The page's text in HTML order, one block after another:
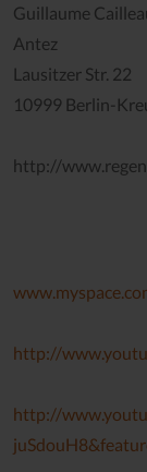
Guillaume
Antez
Lausitzer Str. 22
10999 Berlin-
http://
http://
http://